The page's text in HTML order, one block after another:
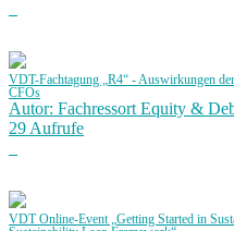
VDT-Fachtagung „R4“ - Auswirkungen
CFOs
Autor: Fachressort Equity &
29 Aufrufe
VDT Online-Event „Getting Started in